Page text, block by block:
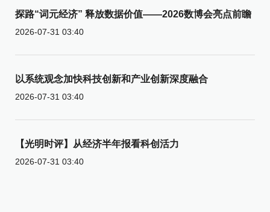
探路“词元经济” 释放数据价值——2026数博会亮点前瞻
2026-07-31 03:40
以系统观念加快科技创新和产业创新深度融合
2026-07-31 03:40
【光明时评】从经济半年报看科创活力
2026-07-31 03:40